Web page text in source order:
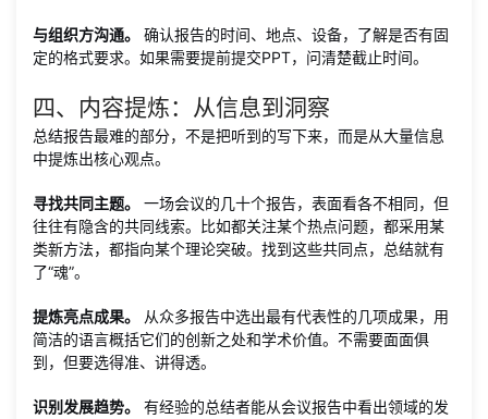
与组织方沟通。
确认报告的时间、地点、设备，了解是否有固
定的格式要求。如果需要提前提交PPT，问清楚截止时间。
四、内容提炼：从信息到洞察
总结报告最难的部分，不是把听到的写下来，而是从大量信息
中提炼出核心观点。
寻找共同主题。
一场会议的几十个报告，表面看各不相同，但
往往有隐含的共同线索。比如都关注某个热点问题，都采用某
类新方法，都指向某个理论突破。找到这些共同点，总结就有
了“魂”。
提炼亮点成果。
从众多报告中选出最有代表性的几项成果，用
简洁的语言概括它们的创新之处和学术价值。不需要面面俱
到，但要选得准、讲得透。
识别发展趋势。
有经验的总结者能从会议报告中看出领域的发